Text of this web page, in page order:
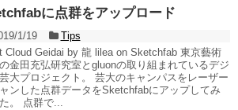
に点群をアップロード
1/19
Tips
Cloud Geidai by 龍 lilea on Sketchfab 東京藝術
金田充弘研究室とgluonの取り組まれているデジ
大プロジェクト。 芸大のキャンパスをレーザー
ンした点群データをSketchfabにアップしてみ
。 点群で...